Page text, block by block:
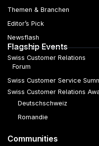
Themen & Branchen
Editor’s Pick
Newsflash
Flagship Events
Swiss Customer Relations
Forum
Swiss Customer Service
Swiss Customer Relations
Deutschschweiz
Romandie
Communities